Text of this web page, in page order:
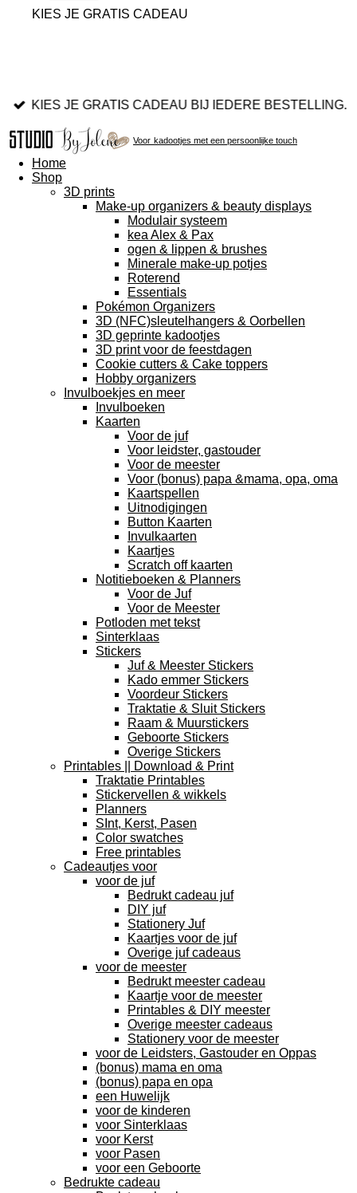
KIES JE GRATIS CADEAU
KIES JE GRATIS CADEAU BIJ IEDERE BESTELLING.
Voor kadootjes met een persoonlijke touch
Home
Shop
3D prints
Make-up organizers & beauty displays
Modulair systeem
kea Alex & Pax
ogen & lippen & brushes
Minerale make-up potjes
Roterend
Essentials
Pokémon Organizers
3D (NFC)sleutelhangers & Oorbellen
3D geprinte kadootjes
3D print voor de feestdagen
Cookie cutters & Cake toppers
Hobby organizers
Invulboekjes en meer
Invulboeken
Kaarten
Voor de juf
Voor leidster, gastouder
Voor de meester
Voor (bonus) papa &mama, opa, oma
Kaartspellen
Uitnodigingen
Button Kaarten
Invulkaarten
Kaartjes
Scratch off kaarten
Notitieboeken & Planners
Voor de Juf
Voor de Meester
Potloden met tekst
Sinterklaas
Stickers
Juf & Meester Stickers
Kado emmer Stickers
Voordeur Stickers
Traktatie & Sluit Stickers
Raam & Muurstickers
Geboorte Stickers
Overige Stickers
Printables || Download & Print
Traktatie Printables
Stickervellen & wikkels
Planners
SInt, Kerst, Pasen
Color swatches
Free printables
Cadeautjes voor
voor de juf
Bedrukt cadeau juf
DIY juf
Stationery Juf
Kaartjes voor de juf
Overige juf cadeaus
voor de meester
Bedrukt meester cadeau
Kaartje voor de meester
Printables & DIY meester
Overige meester cadeaus
Stationery voor de meester
voor de Leidsters, Gastouder en Oppas
(bonus) mama en oma
(bonus) papa en opa
een Huwelijk
voor de kinderen
voor Sinterklaas
voor Kerst
voor Pasen
voor een Geboorte
Bedrukte cadeau